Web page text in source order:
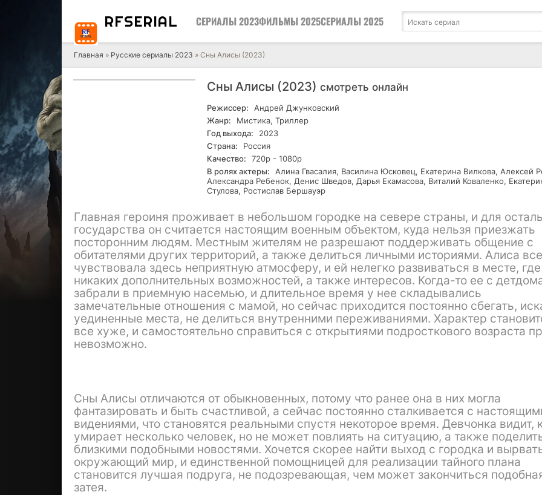
RFSERIAL СЕРИАЛЫ 2023ФИЛЬМЫ 2025СЕРИАЛЫ 2025
Главная » Русские сериалы 2023 » Сны Алисы (2023)
Сны Алисы (2023) смотреть онлайн
Режиссер:
Андрей Джунковский
Жанр:
Мистика, Триллер
Год выхода:
2023
Страна:
Россия
Качество:
720р - 1080р
В ролях актеры:
Алина Гвасалия, Василина Юсковец, Екатерина Вилкова, Алексей
Александра Ребенок, Денис Шведов, Дарья Екамасова, Виталий Коваленко,
Стулова, Ростислав Бершауэр
Главная героиня проживает в небольшом городке на севере страны, и для
государства он считается настоящим военным объектом, куда нельзя приезжать
посторонним людям. Местным жителям не разрешают поддерживать общение с
обитателями других территорий, а также делиться личными историями. Алиса
чувствовала здесь неприятную атмосферу, и ей нелегко развиваться в месте,
никаких дополнительных возможностей, а также интересов. Когда-то ее с
забрали в приемную насемью, и длительное время у нее складывались
замечательные отношения с мамой, но сейчас приходится постоянно сбегать,
уединенные места, не делиться внутренними переживаниями. Характер
все хуже, и самостоятельно справиться с открытиями подросткового возраста
невозможно.
Сны Алисы отличаются от обыкновенных, потому что ранее она в них могла
фантазировать и быть счастливой, а сейчас постоянно сталкивается с
видениями, что становятся реальными спустя некоторое время. Девчонка видит,
умирает несколько человек, но не может повлиять на ситуацию, а также
близкими подобными новостями. Хочется скорее найти выход с городка и
окружающий мир, и единственной помощницей для реализации тайного плана
становится лучшая подруга, не подозревающая, чем может закончиться
затея.